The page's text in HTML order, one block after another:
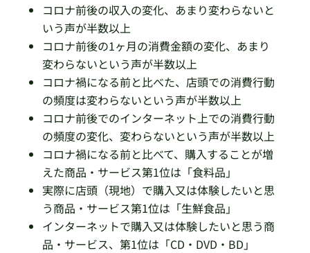
コロナ前後の収入の変化、あまり変わらないと
いう声が半数以上
コロナ前後の1ヶ月の消費金額の変化、あまり
変わらないという声が半数以上
コロナ禍になる前と比べた、店頭での消費行動
の頻度は変わらないという声が半数以上
コロナ前後でのインターネット上での消費行動
の頻度の変化、変わらないという声が半数以上
コロナ禍になる前と比べて、購入することが増
えた商品・サービス第1位は「食料品」
実際に店頭（現地）で購入又は体験したいと思
う商品・サービス第1位は「生鮮食品」
インターネットで購入又は体験したいと思う商
品・サービス、第1位は「CD・DVD・BD」